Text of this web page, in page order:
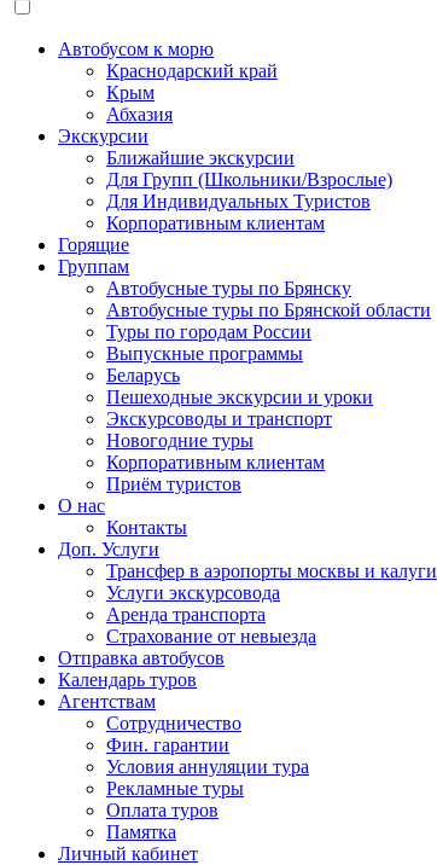
Автобусом к морю
Краснодарский край
Крым
Абхазия
Экскурсии
Ближайшие экскурсии
Для Групп (Школьники/Взрослые)
Для Индивидуальных Туристов
Корпоративным клиентам
Горящие
Группам
Автобусные туры по Брянску
Автобусные туры по Брянской области
Туры по городам России
Выпускные программы
Беларусь
Пешеходные экскурсии и уроки
Экскурсоводы и транспорт
Новогодние туры
Корпоративным клиентам
Приём туристов
О нас
Контакты
Доп. Услуги
Трансфер в аэропорты москвы и калуги
Услуги экскурсовода
Аренда транспорта
Страхование от невыезда
Отправка автобусов
Календарь туров
Агентствам
Сотрудничество
Фин. гарантии
Условия аннуляции тура
Рекламные туры
Оплата туров
Памятка
Личный кабинет